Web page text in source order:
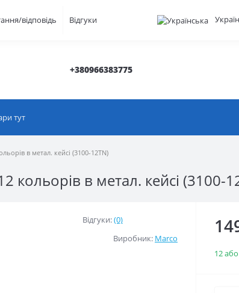
відповідь Відгуки
+380966383775
в метал. кейсі (3100-12TN)
кольорів в метал. кейсі (3100-
Відгуки:(0)
Виробник: Marco
12